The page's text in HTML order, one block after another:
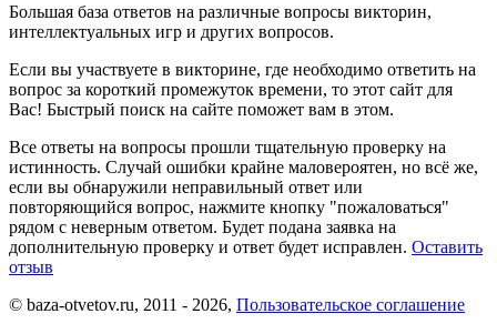
Большая база ответов на различные вопросы викторин,
интеллектуальных игр и других вопросов.
Если вы участвуете в викторине, где необходимо ответить на
вопрос за короткий промежуток времени, то этот сайт для
Вас! Быстрый поиск на сайте поможет вам в этом.
Все ответы на вопросы прошли тщательную проверку на
истинность. Случай ошибки крайне маловероятен, но всё же,
если вы обнаружили неправильный ответ или
повторяющийся вопрос, нажмите кнопку "пожаловаться"
рядом с неверным ответом. Будет подана заявка на
дополнительную проверку и ответ будет исправлен. Оставить
отзыв
© baza-otvetov.ru, 2011 - 2026, Пользовательское соглашение